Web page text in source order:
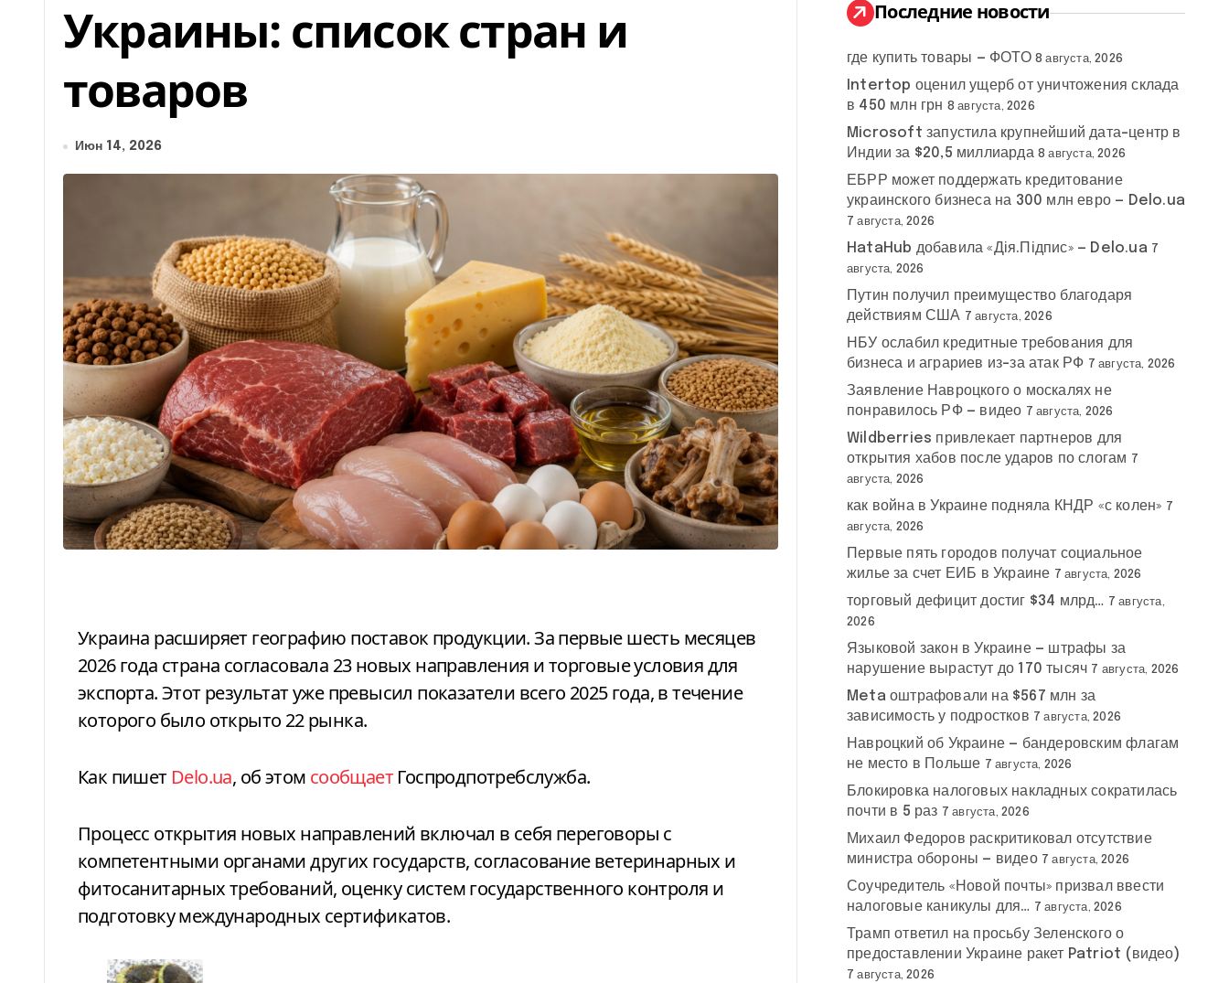
Украины: список стран и
товаров
Июн 14, 2026
Украина расширяет географию поставок продукции. За первые шесть месяцев
2026 года страна согласовала 23 новых направления и торговые условия для
экспорта. Этот результат уже превысил показатели всего 2025 года, в течение
которого было открыто 22 рынка.
Как пишет Delo.ua, об этом сообщает Госпродпотребслужба.
Процесс открытия новых направлений включал в себя переговоры с
компетентными органами других государств, согласование ветеринарных и
фитосанитарных требований, оценку систем государственного контроля и
подготовку международных сертификатов.
:
Последние новости
где купить товары — ФОТО 8 августа, 2026
Intertop оценил ущерб от уничтожения склада
в 450 млн грн 8 августа, 2026
Microsoft запустила крупнейший дата-центр в
Индии за $20,5 миллиарда 8 августа, 2026
ЕБРР может поддержать кредитование
украинского бизнеса на 300 млн евро — Delo.ua
7 августа, 2026
HataHub добавила «Дія.Підпис» — Delo.ua 7
августа, 2026
Путин получил преимущество благодаря
действиям США 7 августа, 2026
НБУ ослабил кредитные требования для
бизнеса и аграриев из-за атак РФ 7 августа, 2026
Заявление Навроцкого о москалях не
понравилось РФ — видео 7 августа, 2026
Wildberries привлекает партнеров для
открытия хабов после ударов по слогам 7
августа, 2026
как война в Украине подняла КНДР «с колен» 7
августа, 2026
Первые пять городов получат социальное
жилье за счет ЕИБ в Украине 7 августа, 2026
торговый дефицит достиг $34 млрд… 7 августа,
2026
Языковой закон в Украине — штрафы за
нарушение вырастут до 170 тысяч 7 августа, 2026
Meta оштрафовали на $567 млн за
зависимость у подростков 7 августа, 2026
Навроцкий об Украине — бандеровским флагам
не место в Польше 7 августа, 2026
Блокировка налоговых накладных сократилась
почти в 5 раз 7 августа, 2026
Михаил Федоров раскритиковал отсутствие
министра обороны — видео 7 августа, 2026
Соучредитель «Новой почты» призвал ввести
налоговые каникулы для… 7 августа, 2026
Трамп ответил на просьбу Зеленского о
предоставлении Украине ракет Patriot (видео)
7 августа, 2026